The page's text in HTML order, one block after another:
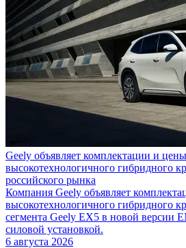
Geely объявляет комплектации и
высокотехнологичного гибридного
российского рынка
Компания Geely объявляет
высокотехнологичного гибридного
сегмента Geely EX5 в новой версии
силовой установкой.
6 августа 2026